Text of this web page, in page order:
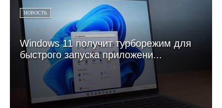
НОВОСТЬ
Windows 11 получит турборежим для
быстрого запуска приложени...